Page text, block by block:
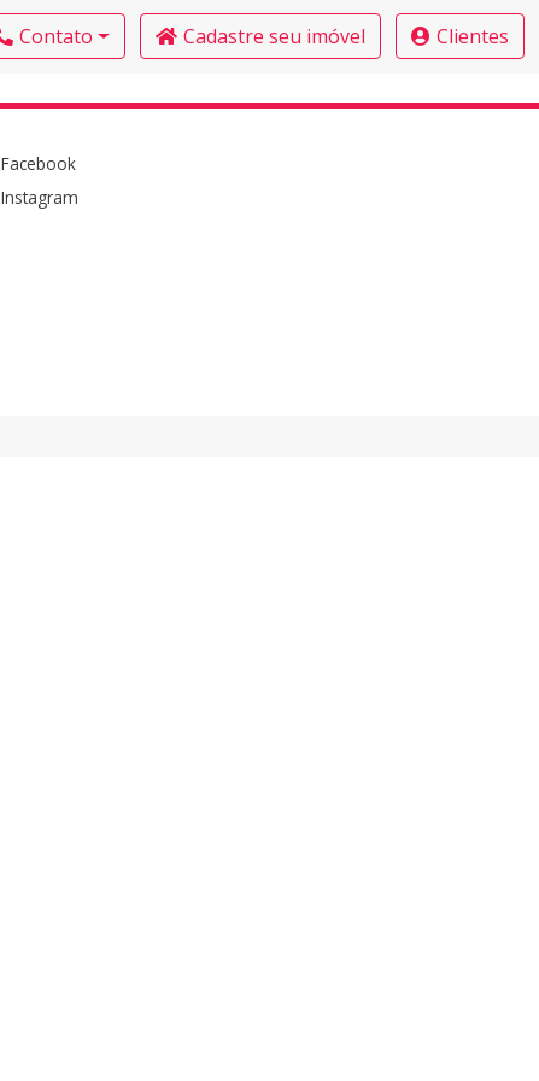
Contato Cadastre seu imóvel
Clientes
Facebook
Instagram